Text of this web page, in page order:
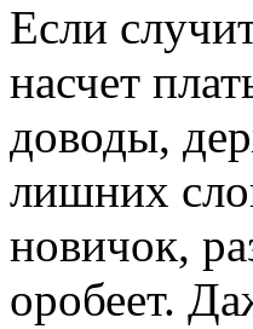
Если
насчет
доводы,
лишних
новичок,
оробеет.